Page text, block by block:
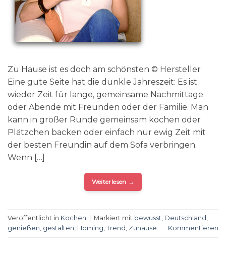
Zu Hause ist es doch am schönsten © Hersteller
Eine gute Seite hat die dunkle Jahreszeit: Es ist
wieder Zeit für lange, gemeinsame Nachmittage
oder Abende mit Freunden oder der Familie. Man
kann in großer Runde gemeinsam kochen oder
Plätzchen backen oder einfach nur ewig Zeit mit
der besten Freundin auf dem Sofa verbringen.
Wenn […]
Weiterlesen →
Veröffentlicht in Kochen | Markiert mit bewusst Deutschland
genießen gestalten Homing Trend Zuhause Kommentieren